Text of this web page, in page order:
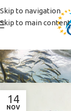
Skip to navigation
Skip to main content
14
NOV